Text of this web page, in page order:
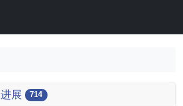
进展 714